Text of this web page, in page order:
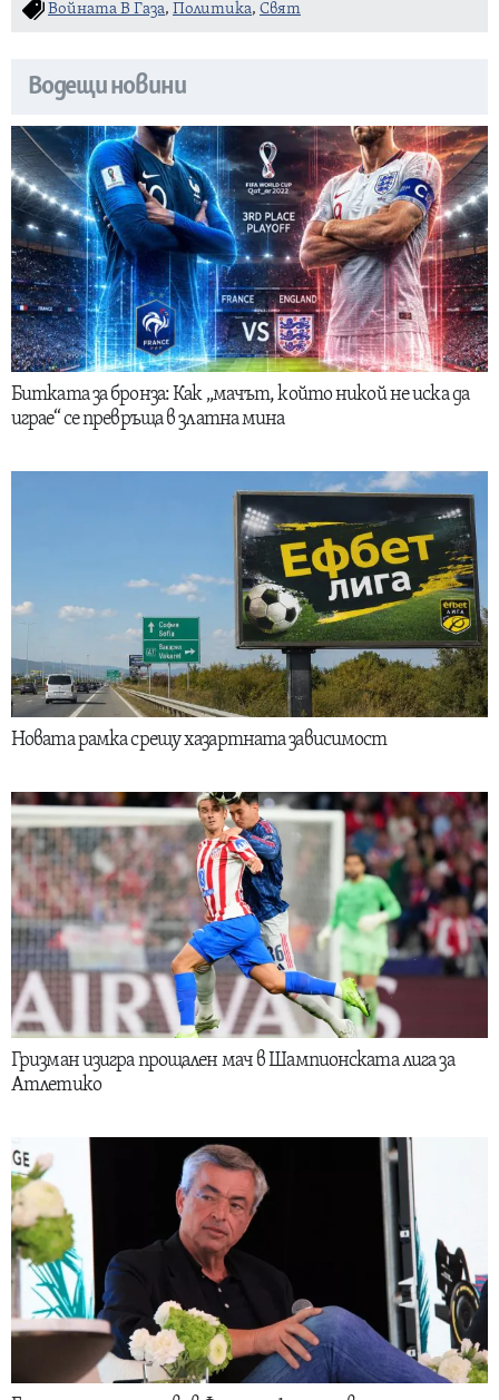
Войната В Газа, Политика, Свят
Водещи новини
Битката за бронза: Как „мачът, който никой не иска да
играе“ се превръща в златна мина
Новата рамка срещу хазартната зависимост
Гризман изигра прощален мач в Шампионската лига за
Атлетико